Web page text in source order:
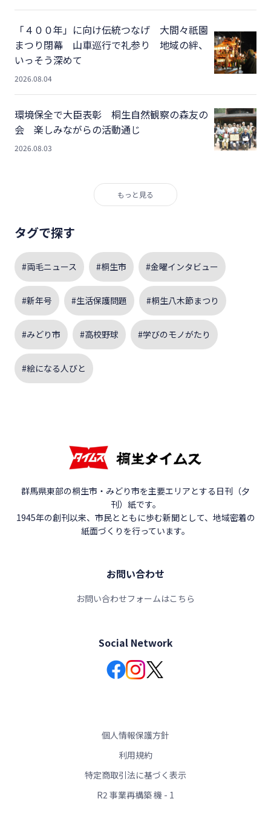
「４００年」に向け伝統つなげ 大間々祇園
まつり閉幕 山車巡行で礼参り 地域の絆、
いっそう深めて
2026.08.04
環境保全で大臣表彰 桐生自然観察の森友の
会 楽しみながらの活動通じ
2026.08.03
もっと見る
タグで探す
#両毛ニュース #桐生市 #金曜インタビュー
#新年号 #生活保護問題 #桐生八木節まつり
#みどり市 #高校野球 #学びのモノがたり
#絵になる人びと
群馬県東部の桐生市・みどり市を主要エリアとする日刊（夕
刊）紙です。
1945年の創刊以来、市民とともに歩む新聞として、地域密着の
紙面づくりを行っています。
お問い合わせ
お問い合わせフォームはこちら
Social Network
個人情報保護方針
利用規約
特定商取引法に基づく表示
R2 事業再構築 機 - 1